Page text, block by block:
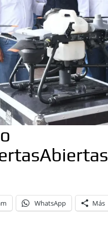
WhatsApp Más